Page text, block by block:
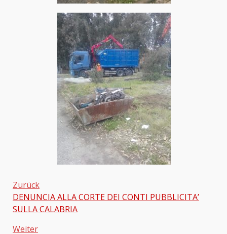
Beitragsnavigation
Zurück
DENUNCIA ALLA CORTE DEI CONTI PUBBLICITA’
SULLA CALABRIA
Weiter